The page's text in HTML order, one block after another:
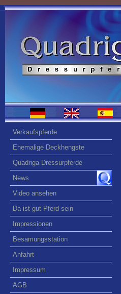
Verkaufspferde
Ehemalige Deckhengste
Quadriga Dressurpferde
News
Video ansehen
Da ist gut Pferd sein
Impressionen
Besamungsstation
Anfahrt
Impressum
AGB